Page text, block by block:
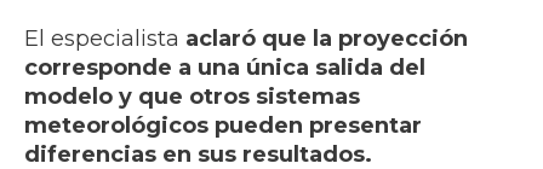
El especialista aclaró que la proyección
corresponde a una única salida del
modelo y que otros sistemas
meteorológicos pueden presentar
diferencias en sus resultados.